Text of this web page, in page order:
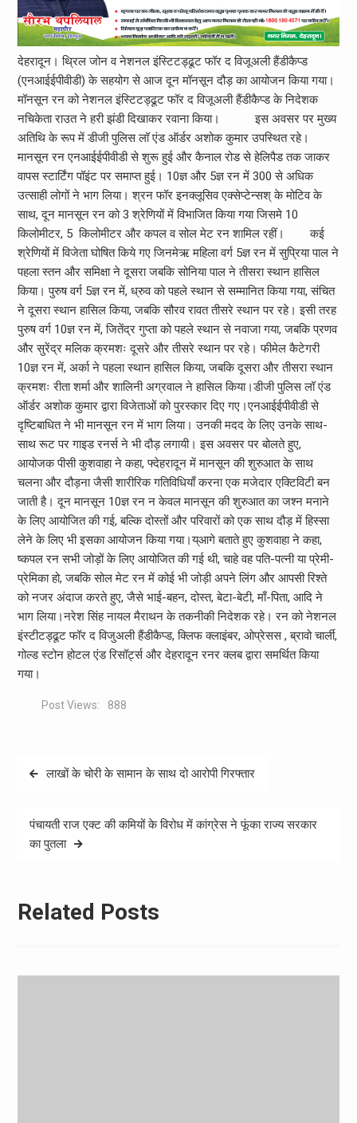
देहरादून। थ्रिल जोन व नेशनल इंस्टिटड्ढूट फॉर द विजूअली हैंडीकैप्ड
(एनआईईपीवीडी) के सहयोग से आज दून मॉनसून दौड़ का आयोजन किया गया।
मॉनसून रन को नेशनल इंस्टिटड्ढूट फॉर द विजूअली हैंडीकैप्ड के निदेशक
नचिकेता राउत ने हरी झंडी दिखाकर रवाना किया। इस अवसर पर मुख्य
अतिथि के रूप में डीजी पुलिस लॉ एंड ऑर्डर अशोक कुमार उपस्थित रहे।
मानसून रन एनआईईपीवीडी से शुरू हुई और कैनाल रोड से हेलिपैड तक जाकर
वापस स्टार्टिंग पॉइंट पर समाप्त हुई। 10ज्ञ और 5ज्ञ रन में 300 से अधिक
उत्साही लोगों ने भाग लिया। श्रन फॉर इनक्लूसिव एक्सेप्टेन्सश् के मोटिव के
साथ, दून मानसून रन को 3 श्रेणियों में विभाजित किया गया जिसमे 10
किलोमीटर, 5 किलोमीटर और कपल व सोल मेट रन शामिल रहीं। कई
श्रेणियों में विजेता घोषित किये गए जिनमेऋ महिला वर्ग 5ज्ञ रन में सुप्रिया पाल ने
पहला स्तन और समिक्षा ने दूसरा जबकि सोनिया पाल ने तीसरा स्थान हासिल
किया। पुरुष वर्ग 5ज्ञ रन में, ध्रुव को पहले स्थान से सम्मानित किया गया, संचित
ने दूसरा स्थान हासिल किया, जबकि सौरव रावत तीसरे स्थान पर रहे। इसी तरह
पुरुष वर्ग 10ज्ञ रन में, जितेंद्र गुप्ता को पहले स्थान से नवाजा गया, जबकि प्रणव
और सुरेंद्र मलिक क्रमशः दूसरे और तीसरे स्थान पर रहे। फीमेल कैटेगरी
10ज्ञ रन में, अर्का ने पहला स्थान हासिल किया, जबकि दूसरा और तीसरा स्थान
क्रमशः रीता शर्मा और शालिनी अग्रवाल ने हासिल किया।डीजी पुलिस लॉ एंड
ऑर्डर अशोक कुमार द्वारा विजेताओं को पुरस्कार दिए गए।एनआईईपीवीडी से
दृष्टिबाधित ने भी मानसून रन में भाग लिया। उनकी मदद के लिए उनके साथ-
साथ रूट पर गाइड रनर्स ने भी दौड़ लगायी। इस अवसर पर बोलते हुए,
आयोजक पीसी कुशवाहा ने कहा, फ्देहरादून में मानसून की शुरुआत के साथ
चलना और दौड़ना जैसी शारीरिक गतिविधियाँ करना एक मजेदार एक्टिविटी बन
जाती है। दून मानसून 10ज्ञ रन न केवल मानसून की शुरुआत का जश्न मनाने
के लिए आयोजित की गई, बल्कि दोस्तों और परिवारों को एक साथ दौड़ में हिस्सा
लेने के लिए भी इसका आयोजन किया गया।य्आगे बताते हुए कुशवाहा ने कहा,
ष्कपल रन सभी जोड़ों के लिए आयोजित की गई थी, चाहे वह पति-पत्नी या प्रेमी-
प्रेमिका हो, जबकि सोल मेट रन में कोई भी जोड़ी अपने लिंग और आपसी रिश्ते
को नजर अंदाज करते हुए, जैसे भाई-बहन, दोस्त, बेटा-बेटी, माँ-पिता, आदि ने
भाग लिया।नरेश सिंह नायल मैराथन के तकनीकी निदेशक रहे। रन को नेशनल
इंस्टीटड्ढूट फॉर द विजुअली हैंडीकैप्ड, क्लिफ क्लाइंबर, ओप्रेसस , ब्रावो चार्ली,
गोल्ड स्टोन होटल एंड रिसॉर्ट्स और देहरादून रनर क्लब द्वारा समर्थित किया
गया।
Post Views: 888
Postलाखों के चोरी के सामान के साथ दो आरोपी गिरफ्तार
पंचायती राज एक्ट की कमियों के विरोध में कांग्रेस ने फूंका राज्य सरकार
का पुतला
Related Posts